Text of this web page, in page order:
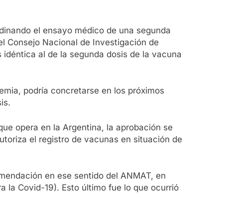
el ensayo médico de una segunda
Consejo Nacional de Investigación de
al de la segunda dosis de la vacuna
podría concretarse en los próximos
opera en la Argentina, la aprobación se
el registro de vacunas en situación de
en ese sentido del ANMAT, en
la Covid-19). Esto último fue lo que ocurrió